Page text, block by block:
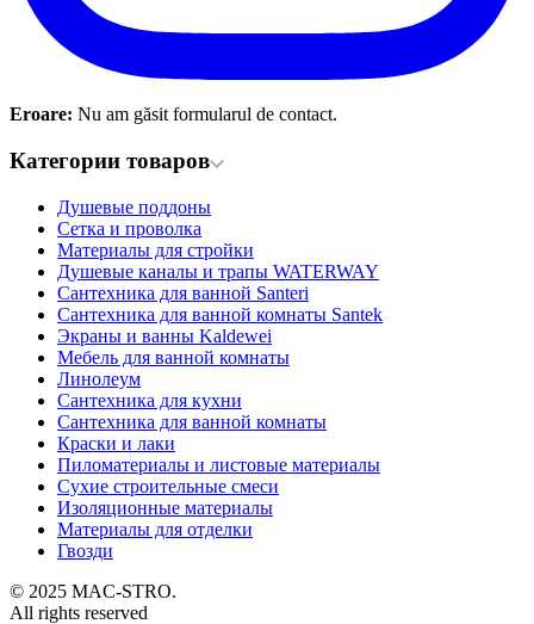
Eroare: Nu am găsit formularul de contact.
Категории товаров
Душевые поддоны
Сетка и проволка
Материалы для стройки
Душевые каналы и трапы WATERWAY
Сантехника для ванной Santeri
Сантехника для ванной комнаты Santek
Экраны и ванны Kaldewei
Мебель для ванной комнаты
Линолеум
Сантехника для кухни
Сантехника для ванной комнаты
Краски и лаки
Пиломатериалы и листовые материалы
Сухие строительные смеси
Изоляционные материалы
Материалы для отделки
Гвозди
© 2025 MAC-STRO.
All rights reserved